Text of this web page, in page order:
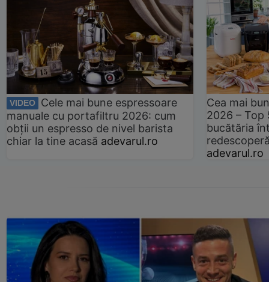
VIDEO
Cele mai bune espressoare
manuale cu portafiltru 2026: cum
obții un espresso de nivel barista
chiar la tine acasă adevarul.ro
Cea mai
2026 –
bucătăria
adevarul.ro